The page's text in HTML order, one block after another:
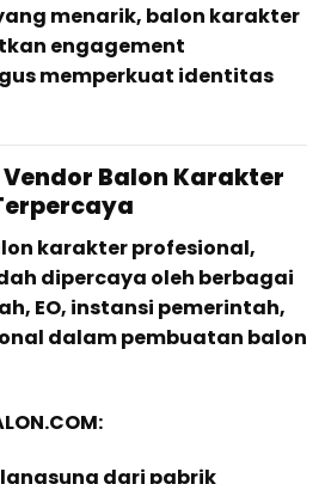
menarik, balon karakter
engagement
memperkuat identitas
Vendor Balon Karakter
karakter profesional,
dipercaya oleh berbagai
EO, instansi pemerintah,
dalam pembuatan balon
dari pabrik